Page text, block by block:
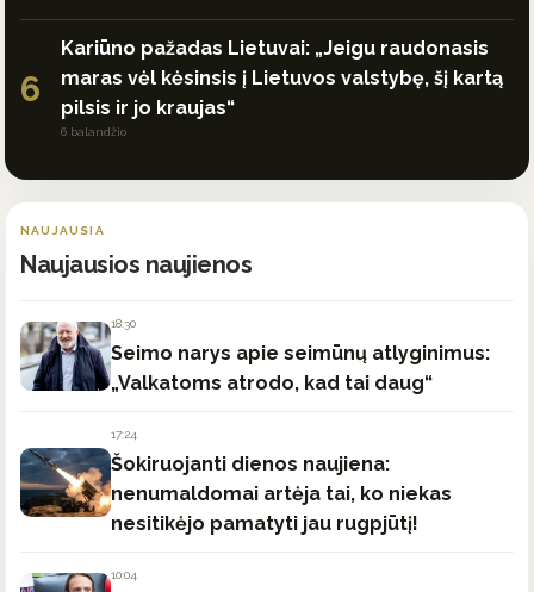
6
Kariūno pažadas Lietuvai: „Jeigu raudonasis
maras vėl kėsinsis į Lietuvos valstybę, šį kartą
pilsis ir jo kraujas“
6 balandžio
NAUJAUSIA
Naujausios naujienos
18:30
Seimo narys apie seimūnų atlyginimus:
„Valkatoms atrodo, kad tai daug“
17:24
Šokiruojanti dienos naujiena:
nenumaldomai artėja tai, ko niekas
nesitikėjo pamatyti jau rugpjūtį!
10:04